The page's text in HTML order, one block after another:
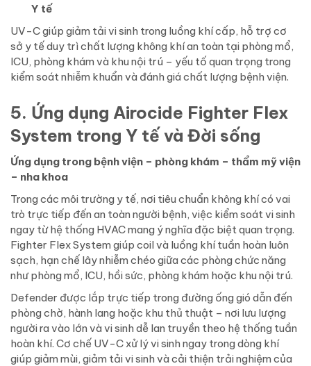
Y tế
UV-C giúp giảm tải vi sinh trong luồng khí cấp, hỗ trợ cơ
sở y tế duy trì chất lượng không khí an toàn tại phòng mổ,
ICU, phòng khám và khu nội trú – yếu tố quan trọng trong
kiểm soát nhiễm khuẩn và đánh giá chất lượng bệnh viện.
5. Ứng dụng Airocide Fighter Flex
System trong Y tế và Đời sống
Ứng dụng trong bệnh viện – phòng khám – thẩm mỹ viện
– nha khoa
Trong các môi trường y tế, nơi tiêu chuẩn không khí có vai
trò trực tiếp đến an toàn người bệnh, việc kiểm soát vi sinh
ngay từ hệ thống HVAC mang ý nghĩa đặc biệt quan trọng.
Fighter Flex System giúp coil và luồng khí tuần hoàn luôn
sạch, hạn chế lây nhiễm chéo giữa các phòng chức năng
như phòng mổ, ICU, hồi sức, phòng khám hoặc khu nội trú.
Defender được lắp trực tiếp trong đường ống gió dẫn đến
phòng chờ, hành lang hoặc khu thủ thuật – nơi lưu lượng
người ra vào lớn và vi sinh dễ lan truyền theo hệ thống tuần
hoàn khí. Cơ chế UV-C xử lý vi sinh ngay trong dòng khí
giúp giảm mùi, giảm tải vi sinh và cải thiện trải nghiệm của